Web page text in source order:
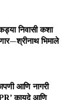
निवासी कशा
भिमाले
आणि नागरी
कायदे आणि